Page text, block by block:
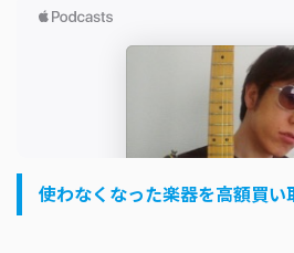
使わなくなった楽器を高額買い